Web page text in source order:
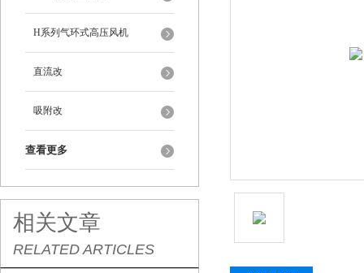
H系列气环式高压风机
直流改
吸附改
查看更多
相关文章
RELATED ARTICLES